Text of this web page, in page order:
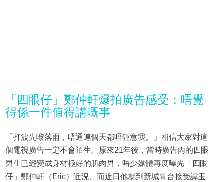
「四眼仔」鄭仲軒爆拍廣告感受：唔覺
得係一件值得講嘅事
「打波先嚟落雨，唔通連個天都唔鍾意我。」相信大家對這
個電視廣告一定不會陌生。原來21年後，當時廣告內的四眼
男生已經變成身材極好的肌肉男，唔少媒體再度曝光「四眼
仔」鄭仲軒（Eric）近況。而近日他就到新城電台接受譚玉